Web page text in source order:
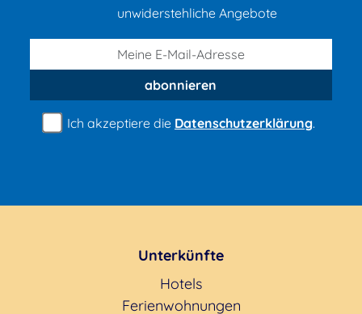
unwiderstehliche Angebote
abonnieren
Ich akzeptiere die Datenschutzerklärung.
Unterkünfte
Hotels
Ferienwohnungen